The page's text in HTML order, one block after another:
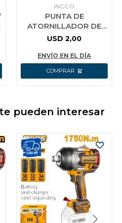
INGCO
PUNTA DE
ATORNILLADOR DE
IMPACTO 6´´ INGCO
USD 2,00
ENVÍO EN EL DÍA
pueden interesar